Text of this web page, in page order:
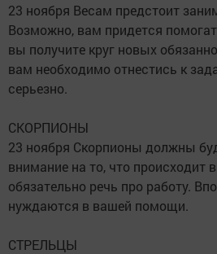
23 ноября Весам предстоит
Возможно, вам придется
вы получите круг новых
вам необходимо отнестись к
серьезно.
СКОРПИОНЫ
23 ноября Скорпионы должны
внимание на то, что происходит
обязательно речь про работу.
нуждаются в вашей помощи.
СТРЕЛЬЦЫ